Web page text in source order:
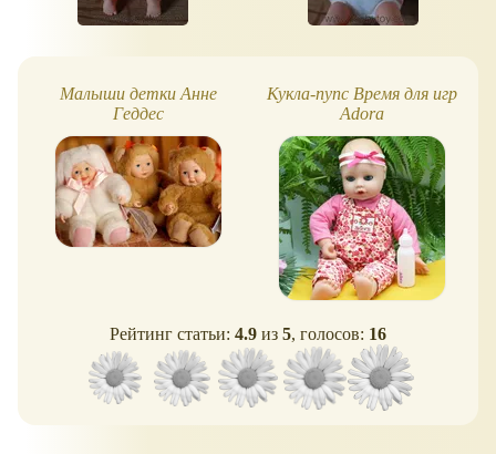
Малыши детки Анне
Геддес
Кукла-пупс Время для игр
Adora
Рейтинг статьи: 4.9 из 5, голосов: 16